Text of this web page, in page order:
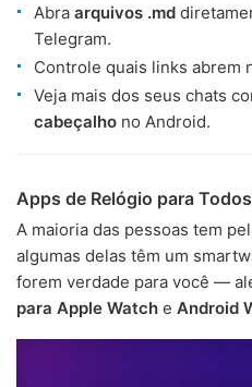
Abra arquivos .md
Telegram.
Controle quais links abrem
Veja mais dos seus chats
cabeçalho no Android.
Apps de Relógio para
A maioria das pessoas tem
algumas delas têm um
forem verdade para você —
para Apple Watch e Android